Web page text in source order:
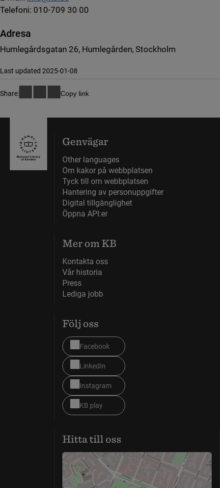
Telefoni: 010-709 30 00
Adresa
Humlegårdsgatan 26, Humlegården, Stockholm
Last updated 2025-01-08
Share: Copy link
Genvägar
Other languages
Om kakor på webbplatsen
Tyck till om webbplatsen
Hantering av personuppgifter
Digital tillgänglighet
Öppna API:er
Mer om KB
Kontakta oss
Vår historia
Press
Lediga jobb
Följ oss
Facebook
LinkedIn
Instagram
KB play
Hitta till oss